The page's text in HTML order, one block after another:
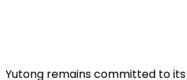
Yutong remains committed to